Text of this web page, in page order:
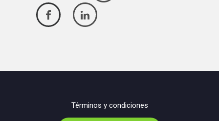
Términos y condiciones